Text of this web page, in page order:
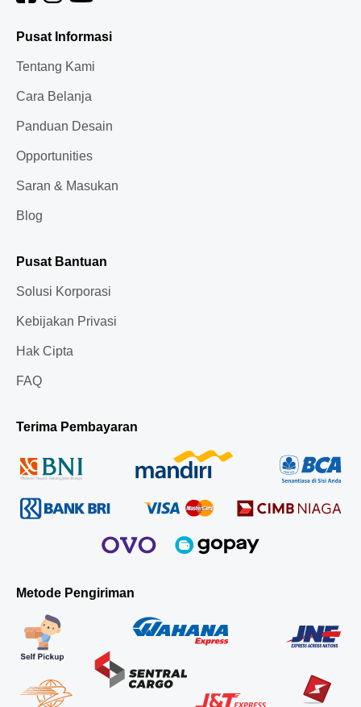
Pusat Informasi
Tentang Kami
Cara Belanja
Panduan Desain
Opportunities
Saran & Masukan
Blog
Pusat Bantuan
Solusi Korporasi
Kebijakan Privasi
Hak Cipta
FAQ
Terima Pembayaran
Metode Pengiriman